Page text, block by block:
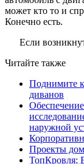
может кто то и
Конечно есть.
Если
Читайте также
Поднимите
диванов
наружной
Проекты
ТопКровля: